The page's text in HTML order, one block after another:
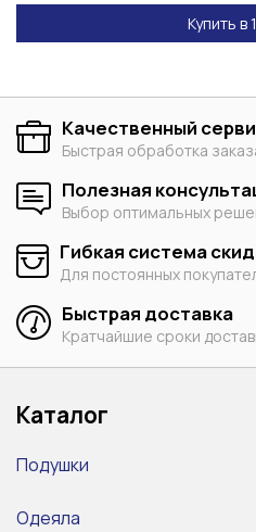
Купить в
Качественный
Быстрая обработка
Полезная
Выбор оптимальных
Гибкая система
Для постоянных
Быстрая доставка
Кратчайшие сроки
Каталог
Подушки
Одеяла